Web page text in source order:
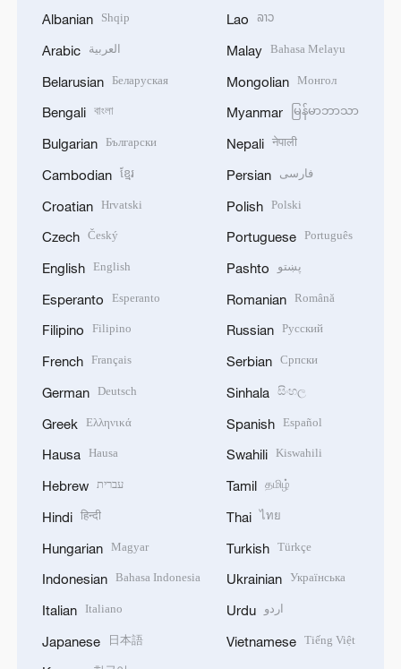
Albanian Shqip
Arabic العربية
Belarusian Беларуская
Bengali বাংলা
Bulgarian Български
Cambodian ខ្មែរ
Croatian Hrvatski
Czech Český
English English
Esperanto Esperanto
Filipino Filipino
French Français
German Deutsch
Greek Ελληνικά
Hausa Hausa
Hebrew עברית
Hindi हिन्दी
Hungarian Magyar
Indonesian Bahasa Indonesia
Italian Italiano
Japanese 日本語
Lao ລາວ
Malay Bahasa Melayu
Mongolian Монгол
Myanmar မြန်မာဘာသာ
Nepali नेपाली
Persian فارسی
Polish Polski
Portuguese Português
Pashto پښتو
Romanian Română
Russian Русский
Serbian Српски
Sinhala සිංහල
Spanish Español
Swahili Kiswahili
Tamil தமிழ்
Thai ไทย
Turkish Türkçe
Ukrainian Українська
Urdu اردو
Vietnamese Tiếng Việt